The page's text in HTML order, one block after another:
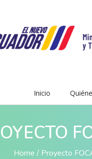
Inicio
Home Proyecto